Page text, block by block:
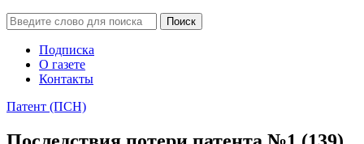
Подписка
О газете
Контакты
Патент (ПСН)